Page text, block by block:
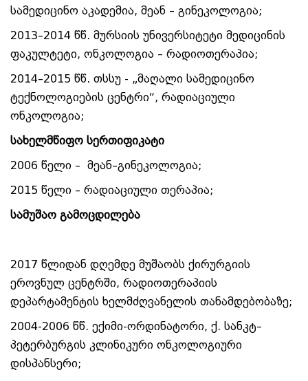
სამედიცინო აკადემია, მეან – გინეკოლოგია;
2013–2014 წწ. მურსიის უნივერსიტეტი მედიცინის
ფაკულტეტი, ონკოლოგია – რადიოთერაპია;
2014–2015 წწ. თსსუ - „მაღალი სამედიცინო
ტექნოლოგიების ცენტრი“, რადიაციული
ონკოლოგია;
სახელმწიფო სერთიფიკატი
2006 წელი – მეან–გინეკოლოგია;
2015 წელი – რადიაციული თერაპია;
სამუშაო გამოცდილება
2017 წლიდან დღემდე მუშაობს ქირურგიის
ეროვნულ ცენტრში, რადიოთერაპიის
დეპარტამენტის ხელმძღვანელის თანამდებობაზე;
2004-2006 წწ. ექიმი-ორდინატორი, ქ. სანკტ–
პეტერბურგის კლინიკური ონკოლოგიური
დისპანსერი;